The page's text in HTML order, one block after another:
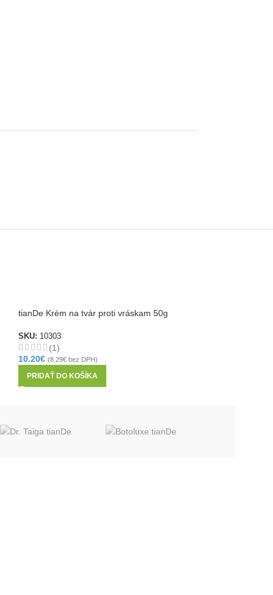
tianDe Krém na tvár proti vráskam 50g
SKU: 10303
(1)
10.20€ (8.29€bez DPH)
PRIDAŤ DO KOŠÍKA